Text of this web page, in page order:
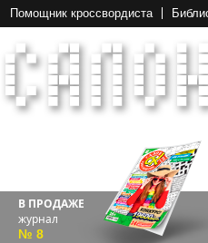
Помощник кроссвордиста
В ПРОДАЖЕ
журнал
№ 8